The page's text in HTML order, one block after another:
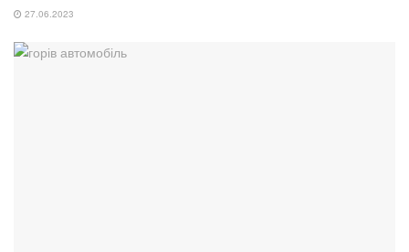
27.06.2023